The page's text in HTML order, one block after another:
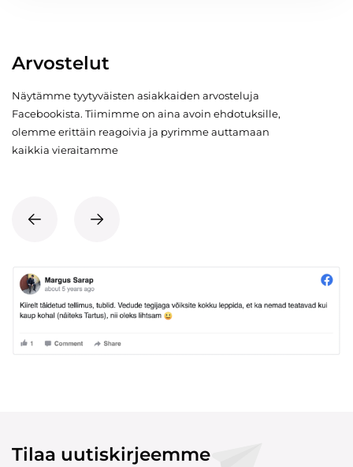
Arvostelut
Näytämme tyytyväisten asiakkaiden arvosteluja
Facebookista. Tiimimme on aina avoin ehdotuksille,
olemme erittäin reagoivia ja pyrimme auttamaan
kaikkia vieraitamme
Tilaa uutiskirjeemme